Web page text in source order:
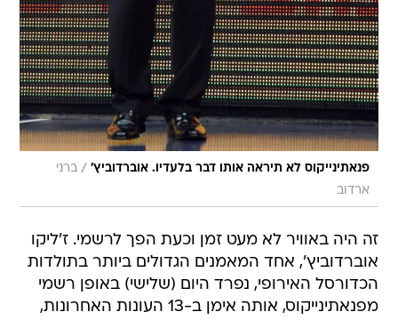
פנאתינייקוס לא תיראה אותו דבר בלעדיו. אוברדוביץ' / ברני
ארדוב
זה היה באוויר לא מעט זמן וכעת הפך לרשמי. ז'ליקו
אוברדוביץ', אחד המאמנים הגדולים ביותר בתולדות
הכדורסל האירופי, נפרד היום (שלישי) באופן רשמי
מפנאתינייקוס, אותה אימן ב-13 העונות האחרונות,